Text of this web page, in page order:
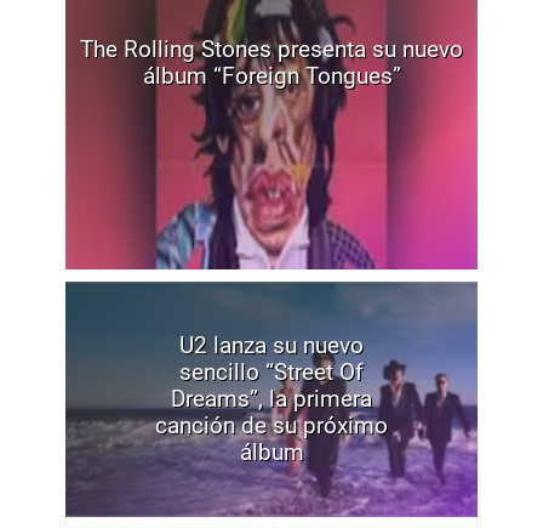
The Rolling Stones presenta su nuevo
álbum “Foreign Tongues”
U2 lanza su nuevo
sencillo “Street Of
Dreams”, la primera
canción de su próximo
álbum